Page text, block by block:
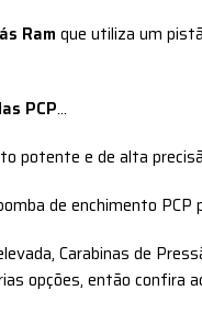
Ram que utiliza um
PCP…
potente e de alta
de enchimento
Carabinas de
opções, então confira